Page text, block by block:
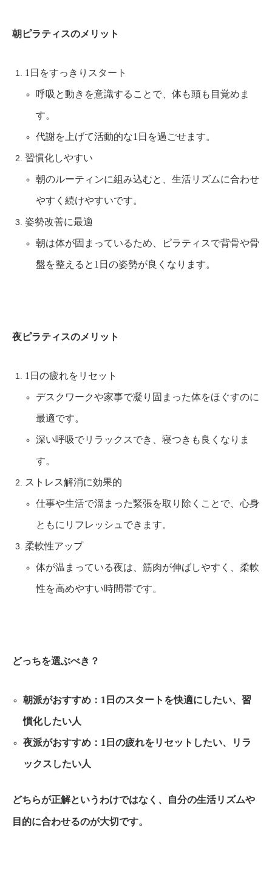
朝ピラティスのメリット
1日をすっきりスタート
呼吸と動きを意識することで、体も頭も目覚めま
す。
代謝を上げて活動的な1日を過ごせます。
習慣化しやすい
朝のルーティンに組み込むと、生活リズムに合わせ
やすく続けやすいです。
姿勢改善に最適
朝は体が固まっているため、ピラティスで背骨や骨
盤を整えると1日の姿勢が良くなります。
夜ピラティスのメリット
1日の疲れをリセット
デスクワークや家事で凝り固まった体をほぐすのに
最適です。
深い呼吸でリラックスでき、寝つきも良くなりま
す。
ストレス解消に効果的
仕事や生活で溜まった緊張を取り除くことで、心身
ともにリフレッシュできます。
柔軟性アップ
体が温まっている夜は、筋肉が伸ばしやすく、柔軟
性を高めやすい時間帯です。
どっちを選ぶべき？
朝派がおすすめ：1日のスタートを快適にしたい、習
慣化したい人
夜派がおすすめ：1日の疲れをリセットしたい、リラ
ックスしたい人
どちらが正解というわけではなく、自分の生活リズムや
目的に合わせるのが大切です。